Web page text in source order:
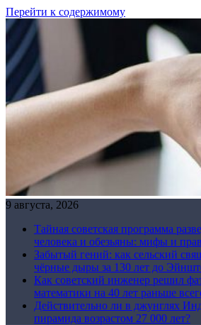
Перейти к содержимому
9 августа, 2026
Тайная советская программа
человека и обезьяны: мифы и
Забытый гений: как сельский
чёрные дыры за 130 лет до
Как советский инженер решил
математики на 40 лет раньше
Действительно ли в джунглях
пирамида возрастом 27 000 лет?